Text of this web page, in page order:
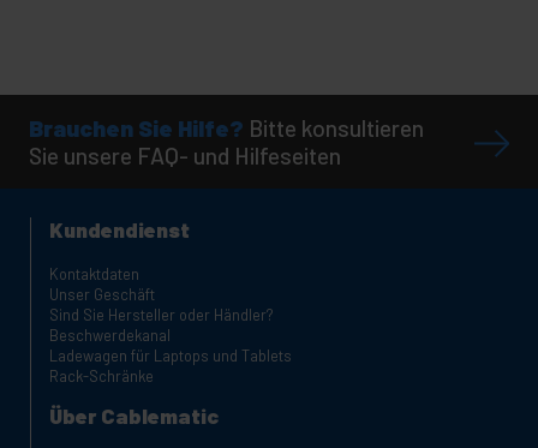
Brauchen Sie Hilfe? Bitte konsultieren
Sie unsere FAQ- und Hilfeseiten
Kundendienst
Kontaktdaten
Unser Geschäft
Sind Sie Hersteller oder Händler?
Beschwerdekanal
Ladewagen für Laptops und Tablets
Rack-Schränke
Über Cablematic